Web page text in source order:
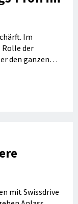
Im
der
den ganzen
mit Swissdrive